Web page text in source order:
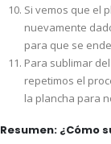
Si vemos que el
nuevamente
para que se
Para sublimar
repetimos el
la plancha para
Resumen: ¿Cómo